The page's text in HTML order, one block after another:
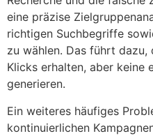
eine präzise
richtigen Suchbegriffe
zu wählen. Das führt
Klicks erhalten, aber keine
generieren.
Ein weiteres häufiges
kontinuierlichen